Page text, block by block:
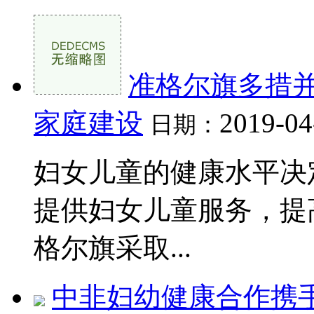
准格尔旗多措
家庭建设 日期： 2019-
妇女儿童的健康水平
提供妇女儿童服务，
格尔旗采取...
中非妇幼健康合作携